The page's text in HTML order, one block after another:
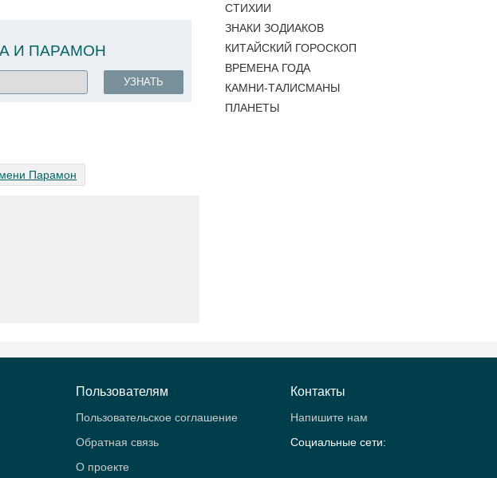
И ПАРАМОН
УЗНАТЬ
Парамон
СТИХИИ
ЗНАКИ ЗОДИАКОВ
КИТАЙСКИЙ ГОРОСКОП
ВРЕМЕНА ГОДА
КАМНИ-ТАЛИСМАНЫ
ПЛАНЕТЫ
Пользователям
Пользовательское соглашение
Обратная связь
О проекте
Контакты
Напишите нам
Социальные сети: